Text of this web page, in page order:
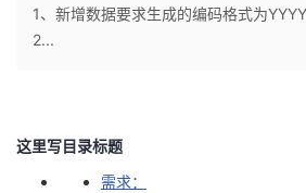
个
1、新增数据要求生成的编码格式为
2...
这里写目录标题
需求：